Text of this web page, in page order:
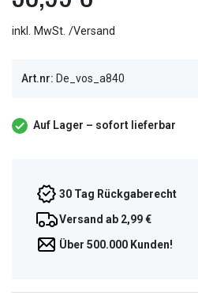
inkl. MwSt. /Versand
Art.nr: De_vos_a840
Auf Lager – sofort lieferbar
30 Tag Rückgaberecht
Versand ab 2,99 €
Über 500.000 Kunden!